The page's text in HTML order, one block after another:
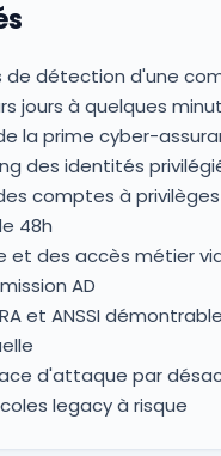
de détection d'une
jours à quelques
la prime cyber-
des identités
comptes à
48h
et des accès métier
AD
et ANSSI
d'attaque par
legacy à risque